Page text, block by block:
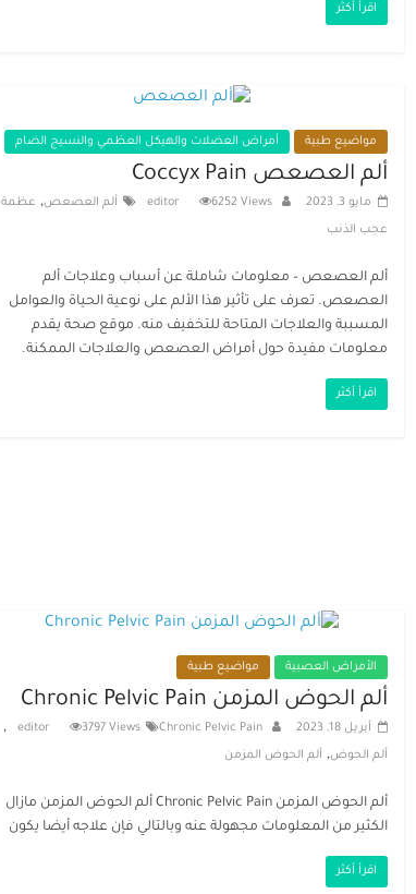
اقرأ أكثر
مواضيع طبية أمراض العضلات والهيكل العظمي والنسيج الضام
ألم العصعص Coccyx Pain
مايو 3, 2023 editor 6252 Views ألم العصعص, عظمة
عجب الذنب
ألم العصعص – معلومات شاملة عن أسباب وعلاجات ألم
العصعص. تعرف على تأثير هذا الألم على نوعية الحياة والعوامل
المسببة والعلاجات المتاحة للتخفيف منه. موقع صحة يقدم
معلومات مفيدة حول أمراض العصعص والعلاجات الممكنة.
اقرأ أكثر
الأمراض العصبية مواضيع طبية
ألم الحوض المزمن Chronic Pelvic Pain
أبريل 18, 2023 editor 3797 Views Chronic Pelvic Pain
,
ألم الحوض, ألم الحوض المزمن
ألم الحوض المزمن Chronic Pelvic Pain ألم الحوض المزمن مازال
الكثير من المعلومات مجهولة عنه وبالتالي فإن علاجه أيضا يكون
اقرأ أكثر